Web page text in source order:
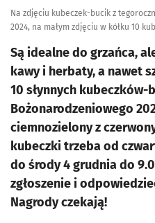
Na zdjęciu kubeczek-bucik z
2024, na małym zdjęciu w kółku 10
Są idealne do grzańca,
kawy i herbaty, a nawet
10 słynnych kubeczków-
Bożonarodzeniowego
ciemnozielony z
kubeczki trzeba od
do środy 4 grudnia do
zgłoszenie i
Nagrody czekają!